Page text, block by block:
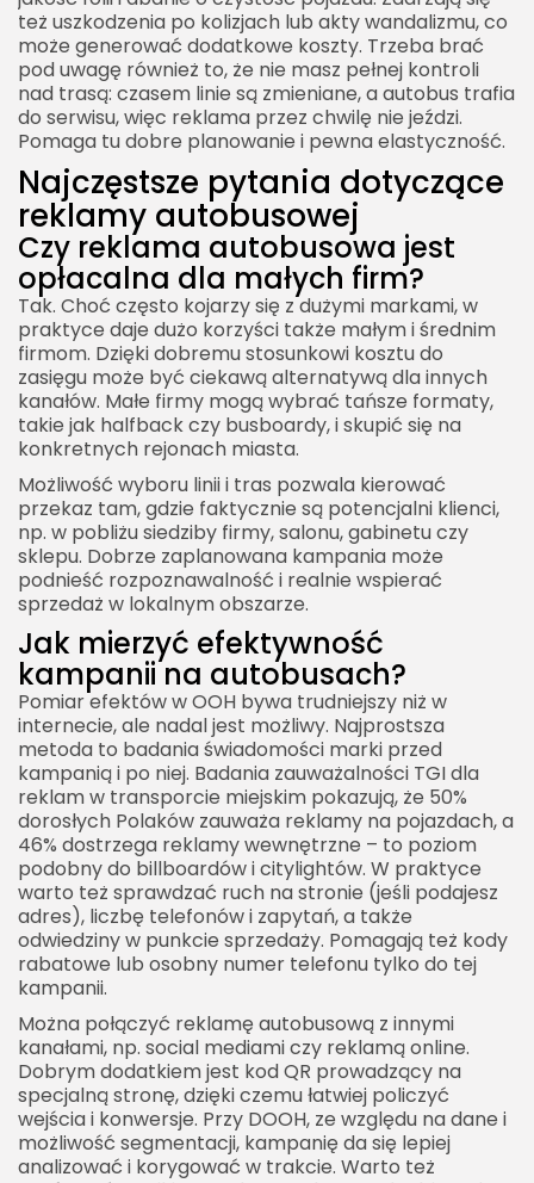
też uszkodzenia po kolizjach lub akty wandalizmu, co
może generować dodatkowe koszty. Trzeba brać
pod uwagę również to, że nie masz pełnej kontroli
nad trasą: czasem linie są zmieniane, a autobus trafia
do serwisu, więc reklama przez chwilę nie jeździ.
Pomaga tu dobre planowanie i pewna elastyczność.
Najczęstsze pytania dotyczące
reklamy autobusowej
Czy reklama autobusowa jest
opłacalna dla małych firm?
Tak. Choć często kojarzy się z dużymi markami, w
praktyce daje dużo korzyści także małym i średnim
firmom. Dzięki dobremu stosunkowi kosztu do
zasięgu może być ciekawą alternatywą dla innych
kanałów. Małe firmy mogą wybrać tańsze formaty,
takie jak halfback czy busboardy, i skupić się na
konkretnych rejonach miasta.
Możliwość wyboru linii i tras pozwala kierować
przekaz tam, gdzie faktycznie są potencjalni klienci,
np. w pobliżu siedziby firmy, salonu, gabinetu czy
sklepu. Dobrze zaplanowana kampania może
podnieść rozpoznawalność i realnie wspierać
sprzedaż w lokalnym obszarze.
Jak mierzyć efektywność
kampanii na autobusach?
Pomiar efektów w OOH bywa trudniejszy niż w
internecie, ale nadal jest możliwy. Najprostsza
metoda to badania świadomości marki przed
kampanią i po niej. Badania zauważalności TGI dla
reklam w transporcie miejskim pokazują, że 50%
dorosłych Polaków zauważa reklamy na pojazdach, a
46% dostrzega reklamy wewnętrzne – to poziom
podobny do billboardów i citylightów. W praktyce
warto też sprawdzać ruch na stronie (jeśli podajesz
adres), liczbę telefonów i zapytań, a także
odwiedziny w punkcie sprzedaży. Pomagają też kody
rabatowe lub osobny numer telefonu tylko do tej
kampanii.
Można połączyć reklamę autobusową z innymi
kanałami, np. social mediami czy reklamą online.
Dobrym dodatkiem jest kod QR prowadzący na
specjalną stronę, dzięki czemu łatwiej policzyć
wejścia i konwersje. Przy DOOH, ze względu na dane i
możliwość segmentacji, kampanię da się lepiej
analizować i korygować w trakcie. Warto też